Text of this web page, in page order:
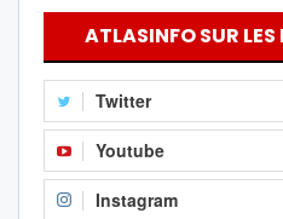
ATLASINFO SUR
Twitter
Youtube
Instagram